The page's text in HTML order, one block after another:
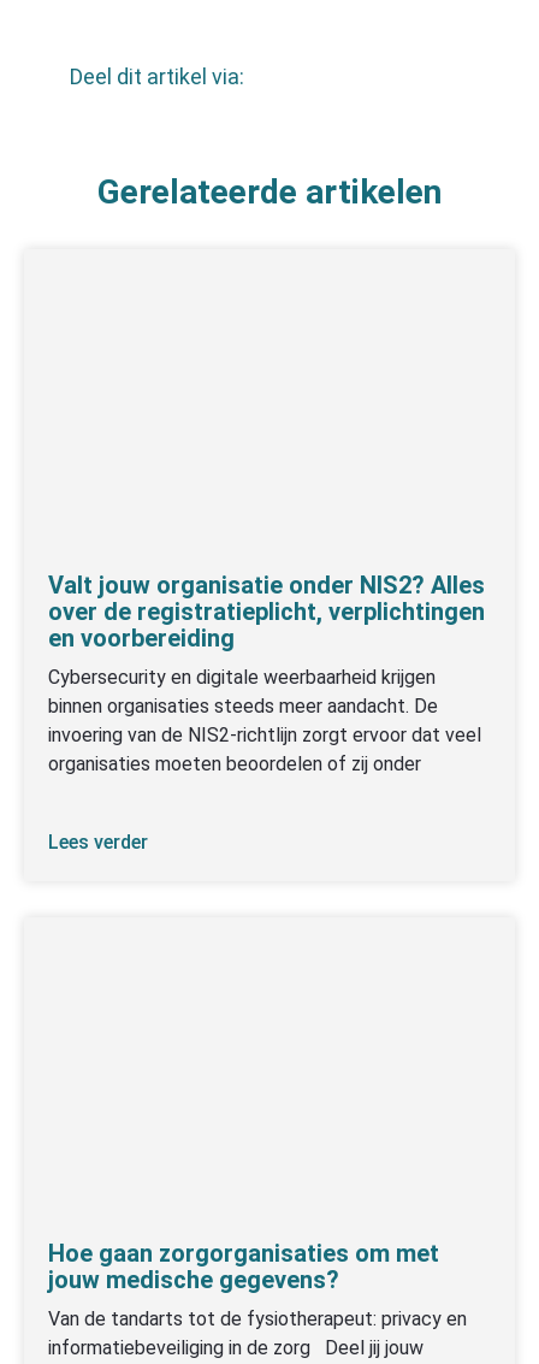
Deel dit artikel via:
Gerelateerde artikelen
Valt jouw organisatie onder NIS2? Alles
over de registratieplicht, verplichtingen
en voorbereiding
Cybersecurity en digitale weerbaarheid krijgen
binnen organisaties steeds meer aandacht. De
invoering van de NIS2-richtlijn zorgt ervoor dat veel
organisaties moeten beoordelen of zij onder
Lees verder
Hoe gaan zorgorganisaties om met
jouw medische gegevens?
Van de tandarts tot de fysiotherapeut: privacy en
informatiebeveiliging in de zorg Deel jij jouw